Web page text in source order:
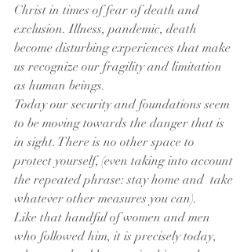
Christ in times of fear of death and
exclusion. Illness, pandemic, death
become disturbing experiences that make
us recognize our fragility and limitation
as human beings.
Today our security and foundations seem
to be moving towards the danger that is
in sight. There is no other space to
protect yourself, (even taking into account
the repeated phrase: stay home and  take
whatever other measures you can).
Like that handful of women and men
who followed him, it is precisely today,